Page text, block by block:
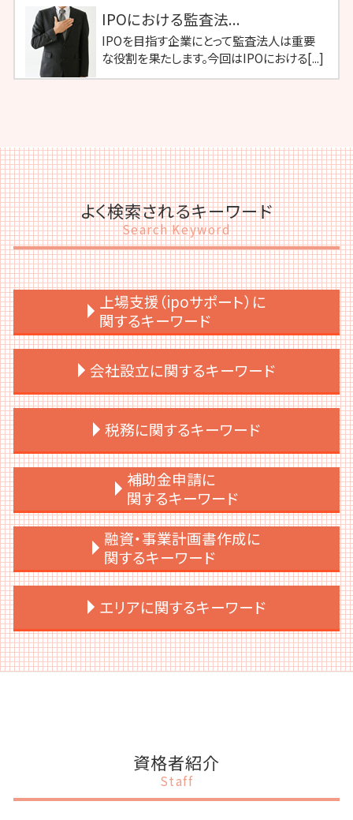
IPOにおける監査法...
IPOを目指す企業にとって監査法人は重要
な役割を果たします。今回はIPOにおける[...]
よく検索されるキーワード
Search Keyword
上場支援（ipoサポート）に
関するキーワード
ipo 監査法人
ipoとは 上場
ipo メリット
資本政策
上場支援 税理士
上場準備 必要書類
上場準備 やること
上場準備 決算書
上場準備 予算
ipo 準備 とは
契約書 上場準備
事業計画
会社設立に関するキーワード
会社設立 種類
会社設立 流れ 自分で
会社設立 提出書類
会社設立 税理士 必要
会社設立 代理人
会社設立 手続き 一覧
会社設立 相談先
会社設立 助成金
個人事業主 法人化目安
会社設立 メリット
会社設立 注意点
会社設立 どこに相談
会社設立 流れ 資本金
税務に関するキーワード
税務調査 用意するもの
税務申告 法人
交際費 会議費 違い
税務調査 時期
税務顧問 税理士
税務申告 期限 法人
税務顧問 契約書
税務顧問契約
税務顧問 勘定科目
税務調査 法人税
補助金申請に
関するキーワード
補助金 スキーム
補助金 申請 代行
補助金 助成金 個人事業主
補助金 併用
補助金 個人事業主
補助金 助成金 違い
補助金 どこから
補助金 オンライン申請
補助金 中小企業
融資・事業計画書作成に
関するキーワード
事業計画書 売上計画
事業計画書 決算書
事業計画書 個人
事業計画書 融資 起業
法人 事業計画書とは
事業計画書 なんのため
事業計画書 資金計画
エリアに関するキーワード
渋谷区 上場支援
千代田区 補助金申請
港区 税務調査対策
目黒区 会社設立
港区 事業計画書作成
資格者紹介
Staff